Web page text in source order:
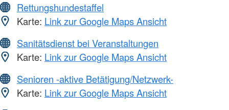
Rettungshundestaffel
Karte: Link zur Google Maps Ansicht
Sanitätsdienst bei Veranstaltungen
Karte: Link zur Google Maps Ansicht
Senioren -aktive Betätigung/Netzwerk-
Karte: Link zur Google Maps Ansicht